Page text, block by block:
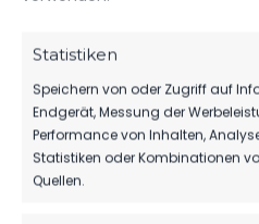
Statistiken
Speichern von oder Zugriff auf
Endgerät, Messung der
Performance von Inhalten,
Statistiken oder Kombinationen
Quellen.
MAI 2024
Uhr
ÄHNLICHE BEITRÄGE